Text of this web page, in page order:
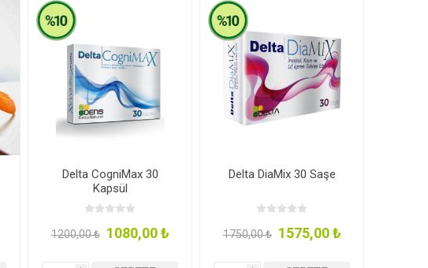
Vegan Kitaplık İndirimli Ürünler
Zeytinyağı Takviyeler
Indo
Gastronomy
Vegan Masa
Delta CogniMax 30
Kapsül
1200,00 ₺ 1080,00 ₺
Delta DiaMix 30 Saşe
1750,00 ₺ 1575,00 ₺